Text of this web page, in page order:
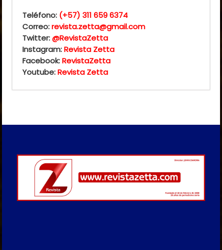
Teléfono: (+57) 311 659 6374
Correo:revista.zetta@gmail.com
Twitter:@RevistaZetta
Instagram:Revista Zetta
Facebook:RevistaZetta
Youtube:Revista Zetta